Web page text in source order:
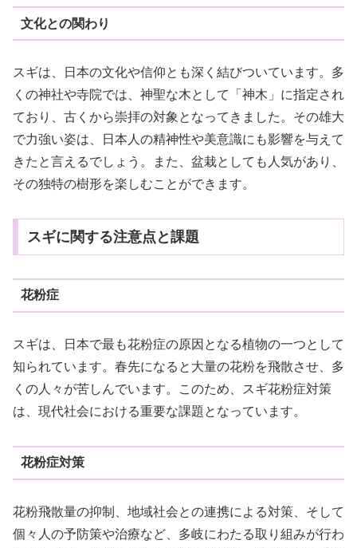
文化との関わり
スギは、日本の文化や信仰とも深く結びついています。多
くの神社や寺院では、神聖な木として「神木」に指定され
ており、古くから崇拝の対象となってきました。その雄大
で力強い姿は、日本人の精神性や美意識にも影響を与えて
きたと言えるでしょう。また、盆栽としても人気があり、
その独特の樹形を楽しむことができます。
スギに関する注意点と課題
花粉症
スギは、日本で最も花粉症の原因となる植物の一つとして
知られています。春先になると大量の花粉を飛散させ、多
くの人々が苦しんでいます。このため、スギ花粉症対策
は、現代社会における重要な課題となっています。
花粉症対策
花粉飛散量の抑制、地域社会との連携による対策、そして
個々人の予防策や治療など、多岐にわたる取り組みが行わ